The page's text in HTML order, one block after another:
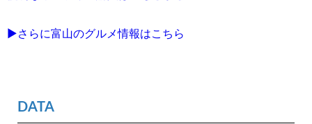
▶さらに富山のグルメ情報はこちら
DATA